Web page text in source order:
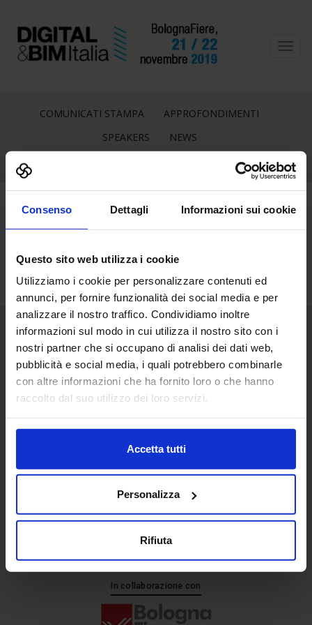
Consenso Dettagli Informazioni sui cookie
Questo sito web utilizza i cookie
Utilizziamo i cookie per personalizzare contenuti ed
annunci, per fornire funzionalità dei social media e per
analizzare il nostro traffico. Condividiamo inoltre
informazioni sul modo in cui utilizza il nostro sito con i
nostri partner che si occupano di analisi dei dati web,
pubblicità e social media, i quali potrebbero combinarle
con altre informazioni che ha fornito loro o che hanno
raccolto dal suo utilizzo dei loro servizi.
Accetta tutti
Personalizza
Rifiuta
COMUNICATI STAMPA
APPROFONDIMENTI
SPEAKERS
NEWS
Senaf srl
+ 39 051.325511
+ 39 02.332039460
In collaborazione con